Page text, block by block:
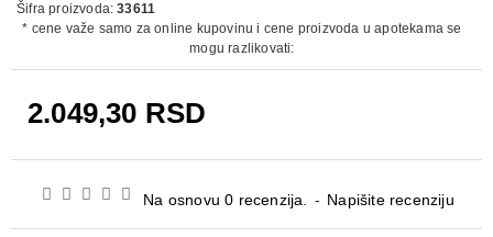
Na osnovu 0 recenzija. - Napišite recenziju
2.049,30 RSD
Šifra proizvoda: 33611
* cene važe samo za online kupovinu i cene proizvoda u apotekama se
mogu razlikovati: